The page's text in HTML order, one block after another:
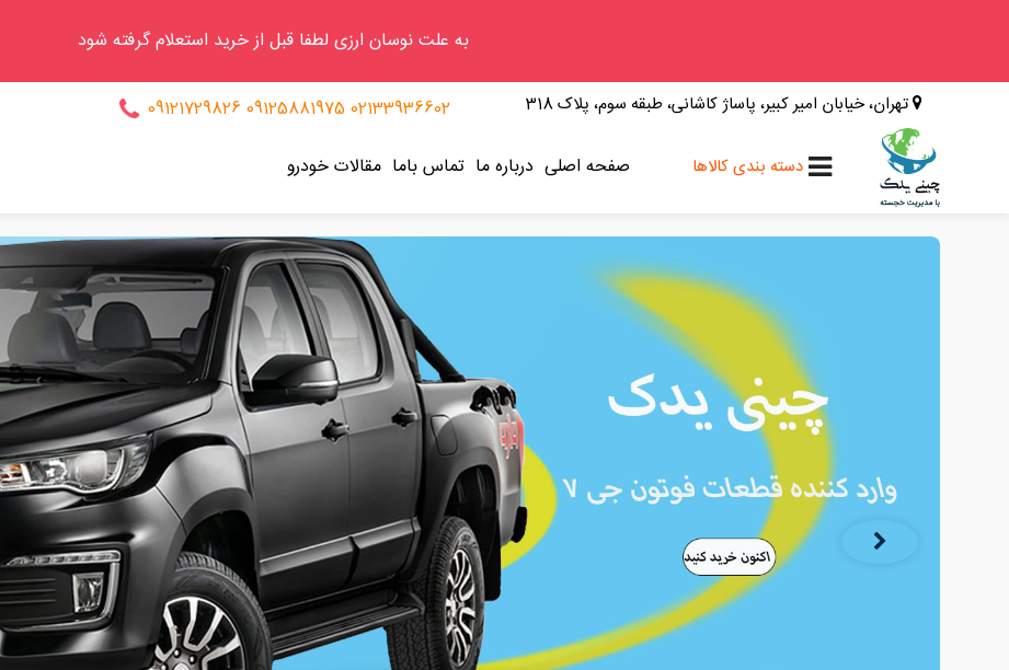
به علت نوسان ارزی لطفا قبل از خرید استعلام گرفته شود
تهران، خیابان امیر کبیر، پاساژ کاشانی، طبقه سوم، پلاک 318 02133936602
09125881975
09121729826
وینگل
کی ام سی
دسته بندی کالاها صفحه اصلی درباره ما تماس باما مقالات خودرو